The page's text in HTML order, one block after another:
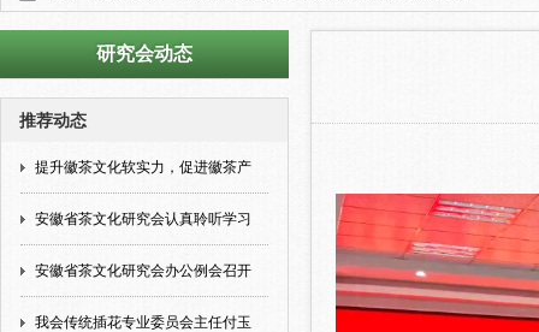
研究会动态
推荐动态
提升徽茶文化软实力，促进徽茶产
安徽省茶文化研究会认真聆听学习
安徽省茶文化研究会办公例会召开
我会传统插花专业委员会主任付玉